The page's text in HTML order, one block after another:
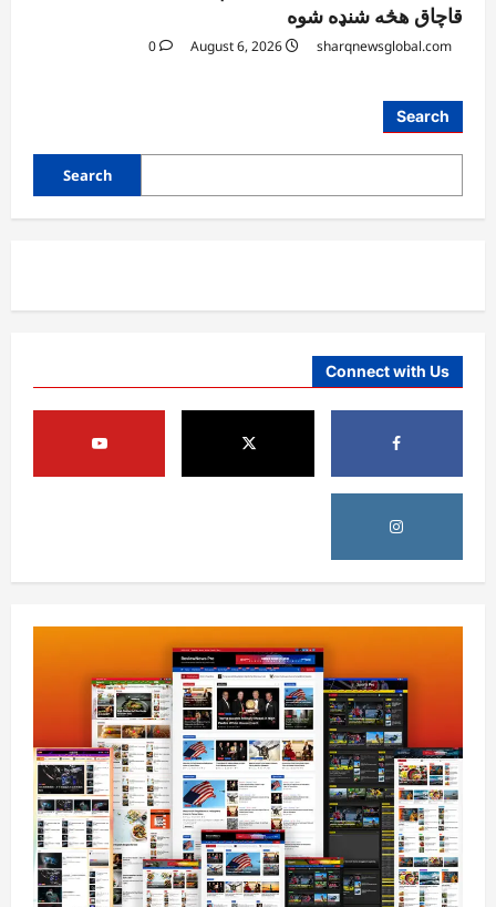
قاچاق هڅه شنډه شوه
sharqnewsglobal.com
0
Search
Search
Connect with Us
آمریکا
4
ټرمپ : ایران سره خبرې د پوځي اقدام پر ځای
غوره بولي
0
5
افغانستان
کورنیو چارو وزارت: حیرتان کې د بهرنیو
اسعارو د قاچاق هڅه شنډه شوه
sharqnewsglobal.com
August 6, 2026
افغانستان
ننګرهار کې د تېلو یو شمېر پمپونه وتړل شول
sharqnewsglobal.com
August 6, 2026